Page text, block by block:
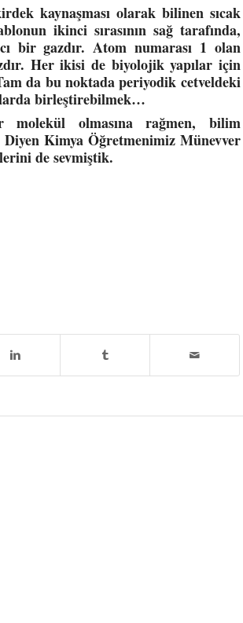
kaynaşması olarak bilinen sıcak
ikinci sırasının sağ tarafında,
bir gazdır. Atom numarası 1 olan
Her ikisi de biyolojik yapılar için
da bu noktada periyodik cetveldeki
birleştirebilmek…
molekül olmasına rağmen, bilim
Kimya Öğretmenimiz Münevver
de sevmiştik.